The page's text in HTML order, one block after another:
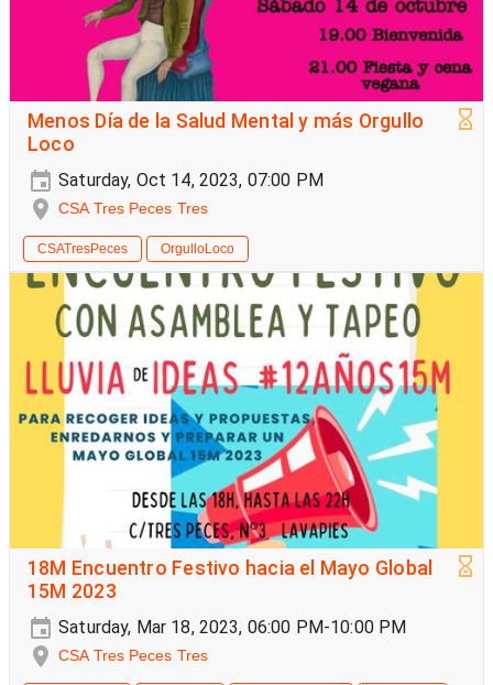
Menos Día de la Salud Mental y más Orgullo
Loco
Saturday, Oct 14, 2023, 07:00 PM
CSA Tres Peces Tres
CSATresPeces OrgulloLoco
18M Encuentro Festivo hacia el Mayo Global
15M 2023
Saturday, Mar 18, 2023, 06:00 PM-10:00 PM
CSA Tres Peces Tres